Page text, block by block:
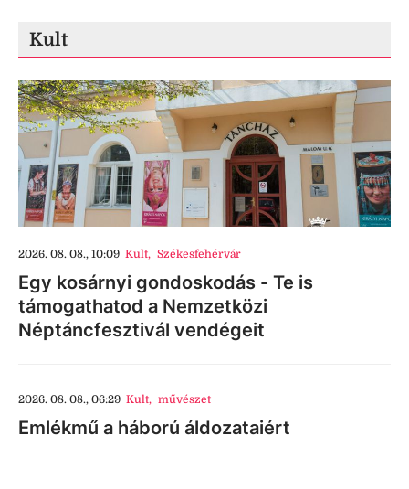
Kult
2026. 08. 08., 10:09 Kult, Székesfehérvár
Egy kosárnyi gondoskodás - Te is
támogathatod a Nemzetközi
Néptáncfesztivál vendégeit
2026. 08. 08., 06:29 Kult, művészet
Emlékmű a háború áldozataiért